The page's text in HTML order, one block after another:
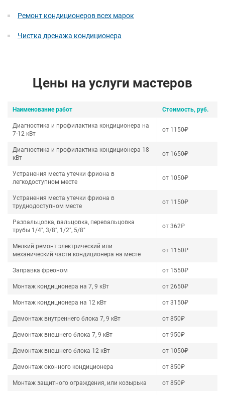
Ремонт кондиционеров всех марок
Чистка дренажа кондиционера
Цены на услуги мастеров
Наименование работ Стоимость, руб.
Диагностика и профилактика кондиционера на
7-12 кВт
от 1150₽
Диагностика и профилактика кондиционера 18
кВт
от 1650₽
Устранения места утечки фриона в
легкодоступном месте
от 1050₽
Устранения места утечки фриона в
труднодоступном месте
от 1150₽
Развальцовка, вальцовка, перевальцовка
трубы 1/4", 3/8", 1/2", 5/8"
от 362₽
Мелкий ремонт электрический или
механический части кондиционера на месте
от 1150₽
Заправка фреоном от 1550₽
Монтаж кондиционера на 7, 9 кВт от 2650₽
Монтаж кондиционера на 12 кВт от 3150₽
Демонтаж внутреннего блока 7, 9 кВт от 850₽
Демонтаж внешнего блока 7, 9 кВт от 950₽
Демонтаж внешнего блока 12 кВт от 1050₽
Демонтаж оконного кондиционера от 850₽
Монтаж защитного ограждения, или козырька от 850₽